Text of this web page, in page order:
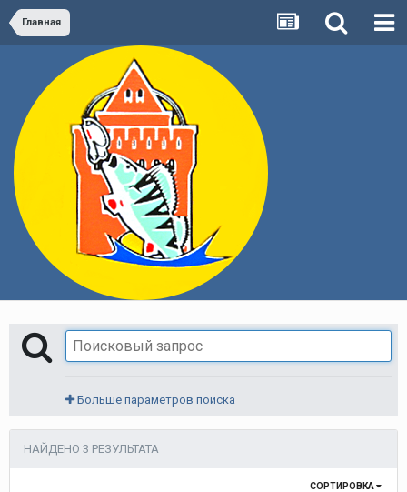
Главная
Больше параметров поиска
НАЙДЕНО 3 РЕЗУЛЬТАТА
СОРТИРОВКА